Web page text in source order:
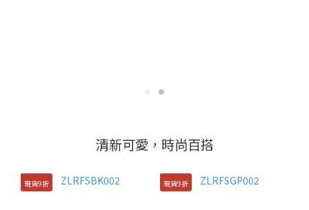
清新可愛，時尚百搭
現貨9折 現貨9折